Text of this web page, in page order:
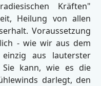
Kräften"
Heilung von allen
Voraussetzung
- wie wir aus dem
aus lauterster
Sie kann, wie es die
darlegt, den